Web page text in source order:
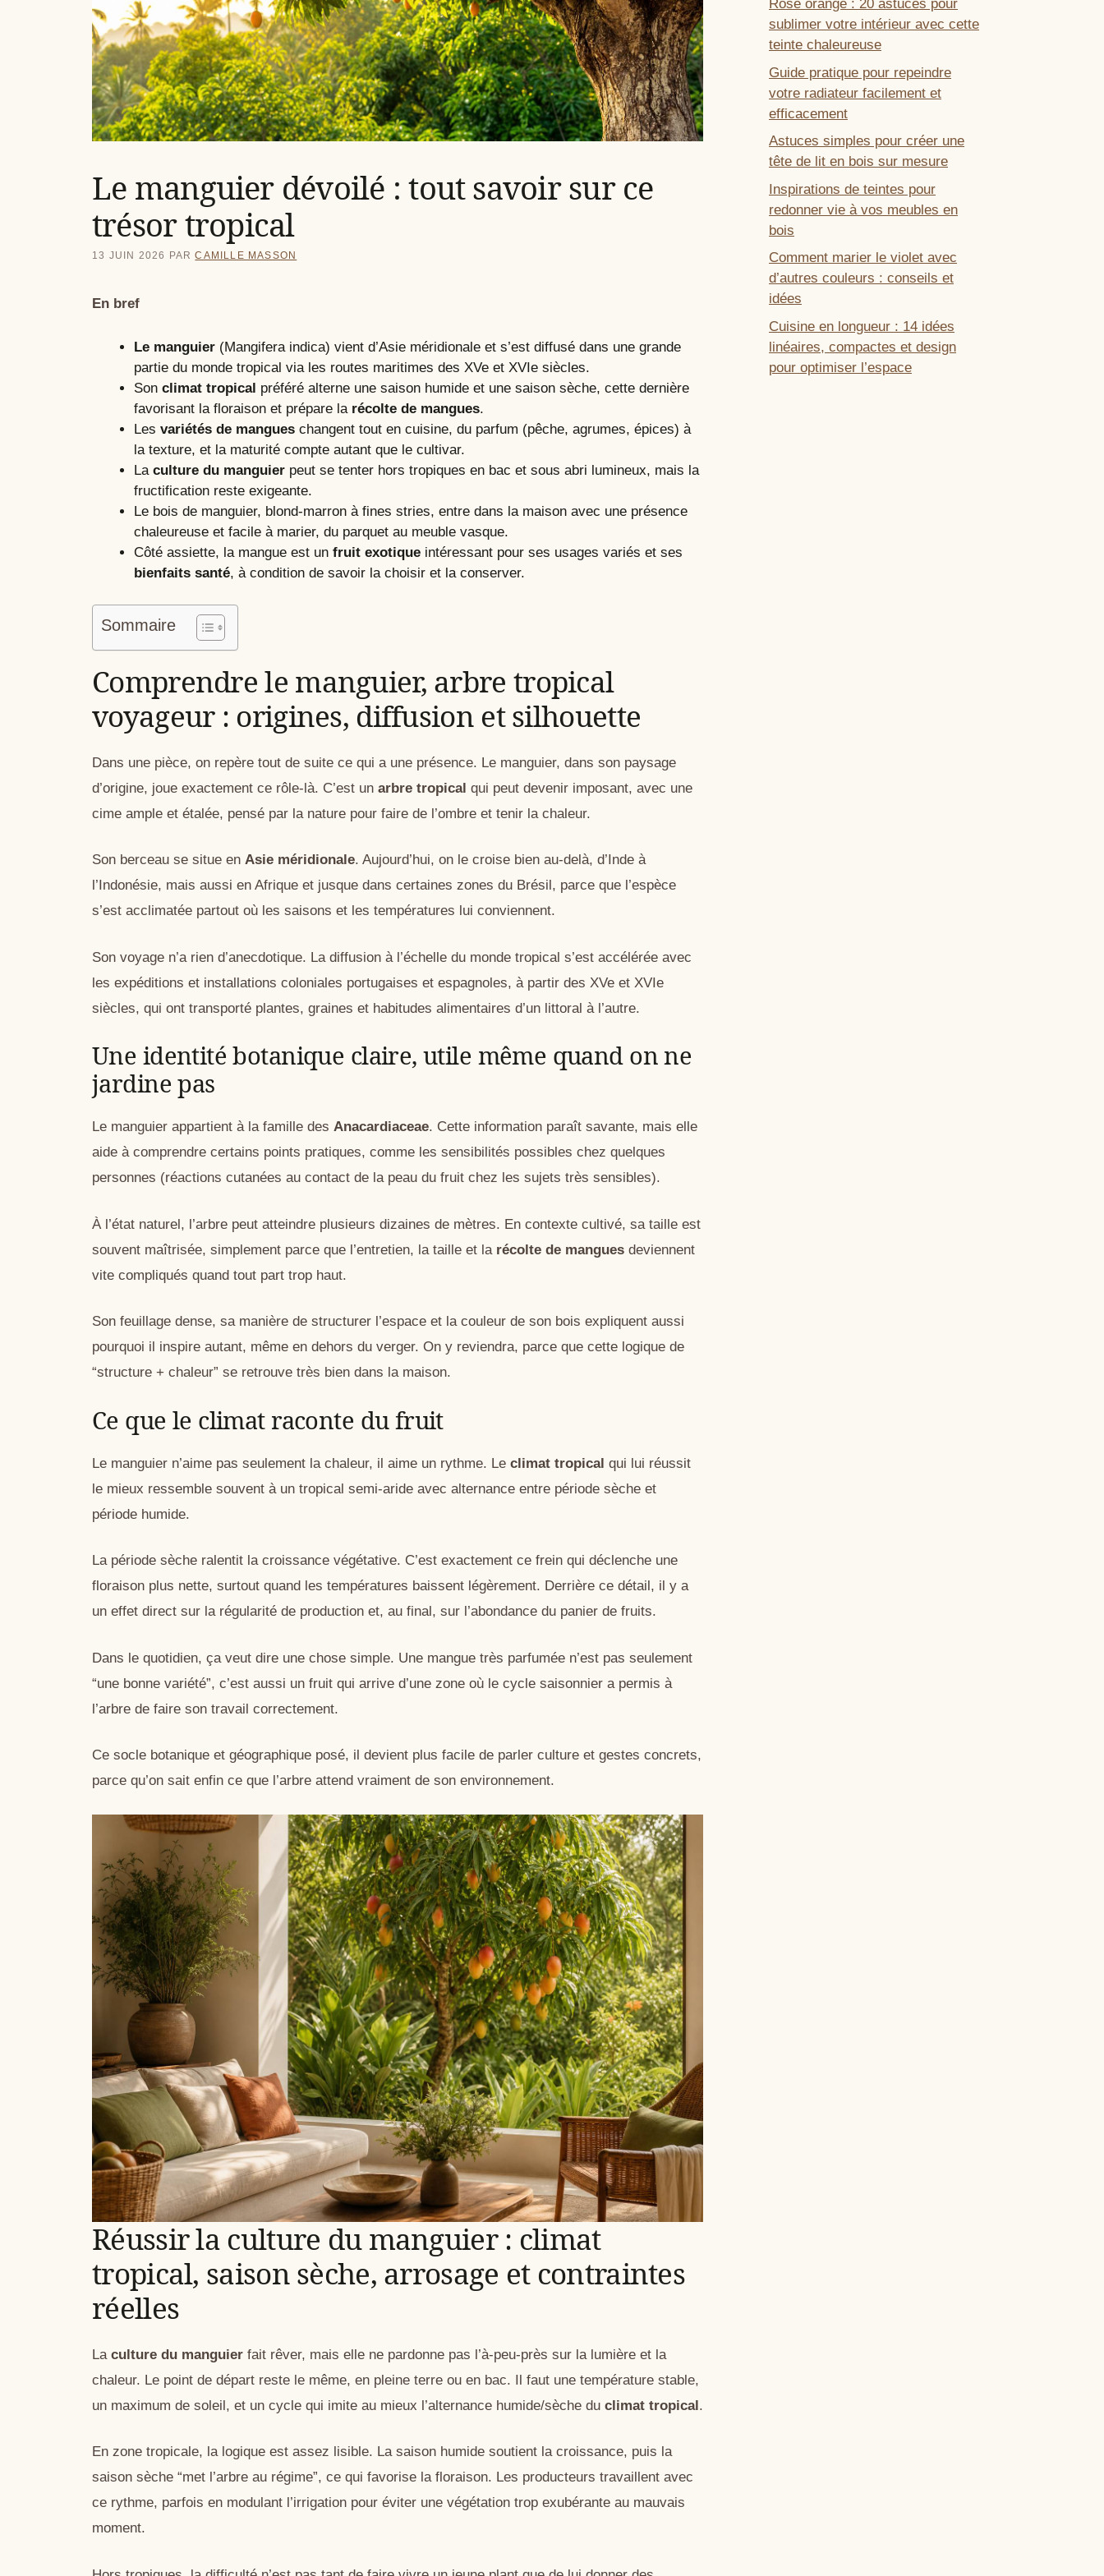
Le manguier dévoilé : tout savoir sur ce
trésor tropical
13 JUIN 2026 PARCAMILLE MASSON
En bref
Le manguier (Mangifera indica) vient d’Asie méridionale et s’est diffusé dans une grande
partie du monde tropical via les routes maritimes des XVe et XVIe siècles.
Son climat tropical préféré alterne une saison humide et une saison sèche, cette dernière
favorisant la floraison et prépare la récolte de mangues.
Les variétés de mangues changent tout en cuisine, du parfum (pêche, agrumes, épices) à
la texture, et la maturité compte autant que le cultivar.
La culture du manguier peut se tenter hors tropiques en bac et sous abri lumineux, mais la
fructification reste exigeante.
Le bois de manguier, blond-marron à fines stries, entre dans la maison avec une présence
chaleureuse et facile à marier, du parquet au meuble vasque.
Côté assiette, la mangue est un fruit exotique intéressant pour ses usages variés et ses
bienfaits santé, à condition de savoir la choisir et la conserver.
Sommaire
Comprendre le manguier, arbre tropical
voyageur : origines, diffusion et silhouette
Dans une pièce, on repère tout de suite ce qui a une présence. Le manguier, dans son paysage
d’origine, joue exactement ce rôle-là. C’est un arbre tropical qui peut devenir imposant, avec une
cime ample et étalée, pensé par la nature pour faire de l’ombre et tenir la chaleur.
Son berceau se situe en Asie méridionale. Aujourd’hui, on le croise bien au-delà, d’Inde à
l’Indonésie, mais aussi en Afrique et jusque dans certaines zones du Brésil, parce que l’espèce
s’est acclimatée partout où les saisons et les températures lui conviennent.
Son voyage n’a rien d’anecdotique. La diffusion à l’échelle du monde tropical s’est accélérée avec
les expéditions et installations coloniales portugaises et espagnoles, à partir des XVe et XVIe
siècles, qui ont transporté plantes, graines et habitudes alimentaires d’un littoral à l’autre.
Une identité botanique claire, utile même quand on ne
jardine pas
Le manguier appartient à la famille des Anacardiaceae. Cette information paraît savante, mais elle
aide à comprendre certains points pratiques, comme les sensibilités possibles chez quelques
personnes (réactions cutanées au contact de la peau du fruit chez les sujets très sensibles).
À l’état naturel, l’arbre peut atteindre plusieurs dizaines de mètres. En contexte cultivé, sa taille est
souvent maîtrisée, simplement parce que l’entretien, la taille et la récolte de mangues deviennent
vite compliqués quand tout part trop haut.
Son feuillage dense, sa manière de structurer l’espace et la couleur de son bois expliquent aussi
pourquoi il inspire autant, même en dehors du verger. On y reviendra, parce que cette logique de
“structure + chaleur” se retrouve très bien dans la maison.
Ce que le climat raconte du fruit
Le manguier n’aime pas seulement la chaleur, il aime un rythme. Le climat tropical qui lui réussit
le mieux ressemble souvent à un tropical semi-aride avec alternance entre période sèche et
période humide.
La période sèche ralentit la croissance végétative. C’est exactement ce frein qui déclenche une
floraison plus nette, surtout quand les températures baissent légèrement. Derrière ce détail, il y a
un effet direct sur la régularité de production et, au final, sur l’abondance du panier de fruits.
Dans le quotidien, ça veut dire une chose simple. Une mangue très parfumée n’est pas seulement
“une bonne variété”, c’est aussi un fruit qui arrive d’une zone où le cycle saisonnier a permis à
l’arbre de faire son travail correctement.
Ce socle botanique et géographique posé, il devient plus facile de parler culture et gestes concrets,
parce qu’on sait enfin ce que l’arbre attend vraiment de son environnement.
Réussir la culture du manguier : climat
tropical, saison sèche, arrosage et contraintes
réelles
La culture du manguier fait rêver, mais elle ne pardonne pas l’à-peu-près sur la lumière et la
chaleur. Le point de départ reste le même, en pleine terre ou en bac. Il faut une température stable,
un maximum de soleil, et un cycle qui imite au mieux l’alternance humide/sèche du climat tropical.
En zone tropicale, la logique est assez lisible. La saison humide soutient la croissance, puis la
saison sèche “met l’arbre au régime”, ce qui favorise la floraison. Les producteurs travaillent avec
ce rythme, parfois en modulant l’irrigation pour éviter une végétation trop exubérante au mauvais
moment.
Rose orangé : 20 astuces pour
sublimer votre intérieur avec cette
teinte chaleureuse
Guide pratique pour repeindre
votre radiateur facilement et
efficacement
Astuces simples pour créer une
tête de lit en bois sur mesure
Inspirations de teintes pour
redonner vie à vos meubles en
bois
Comment marier le violet avec
d’autres couleurs : conseils et
idées
Cuisine en longueur : 14 idées
linéaires, compactes et design
pour optimiser l’espace